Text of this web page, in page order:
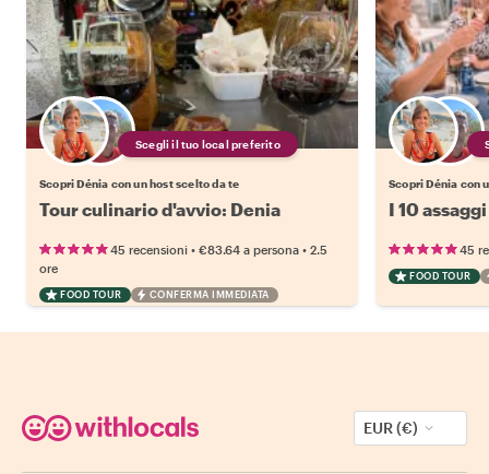
Scegli il tuo local preferito
Scopri Dénia con un host scelto da te
Tour culinario d'avvio: Denia
45 recensioni • €83.64 a persona • 2.5
ore
FOOD TOUR CONFERMA IMMEDIATA
Scopri Dénia con
I 10
45
FOOD TOUR
EUR (€)